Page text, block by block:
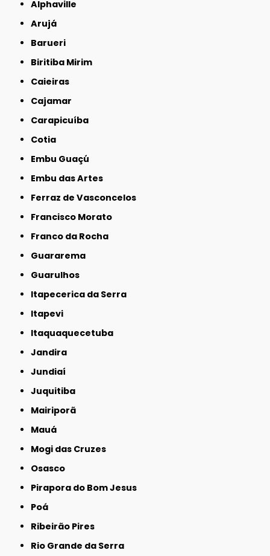
Alphaville
Arujá
Barueri
Biritiba Mirim
Caieiras
Cajamar
Carapicuíba
Cotia
Embu Guaçú
Embu das Artes
Ferraz de Vasconcelos
Francisco Morato
Franco da Rocha
Guararema
Guarulhos
Itapecerica da Serra
Itapevi
Itaquaquecetuba
Jandira
Jundiaí
Juquitiba
Mairiporã
Mauá
Mogi das Cruzes
Osasco
Pirapora do Bom Jesus
Poá
Ribeirão Pires
Rio Grande da Serra